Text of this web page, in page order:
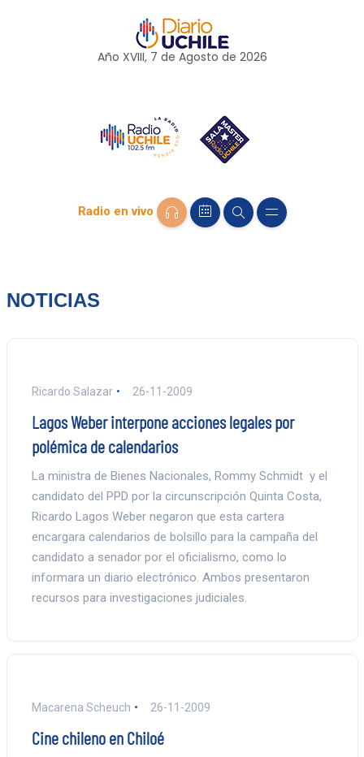
Año XVIII, 7 de Agosto de 2026
Radio en vivo
NOTICIAS
Ricardo Salazar 26-11-2009
Lagos Weber interpone acciones legales por
polémica de calendarios
La ministra de Bienes Nacionales, Rommy Schmidt y el
candidato del PPD por la circunscripción Quinta Costa,
Ricardo Lagos Weber negaron que esta cartera
encargara calendarios de bolsillo para la campaña del
candidato a senador por el oficialismo, como lo
informara un diario electrónico. Ambos presentaron
recursos para investigaciones judiciales.
Macarena Scheuch 26-11-2009
Cine chileno en Chiloé